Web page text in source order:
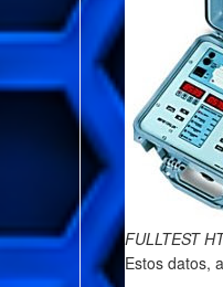
FULLTEST
Estos datos,